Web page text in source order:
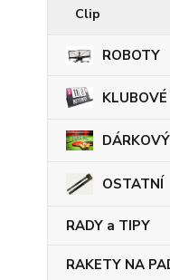
Clip
ROBOTY
OSTATNÍ
RADY a TIPY
RAKETY NA